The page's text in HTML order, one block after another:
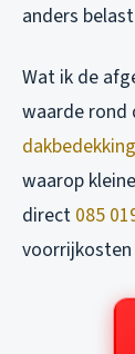
anders
Wat ik de
waarde rond
waarop
direct 085
voorrijkosten